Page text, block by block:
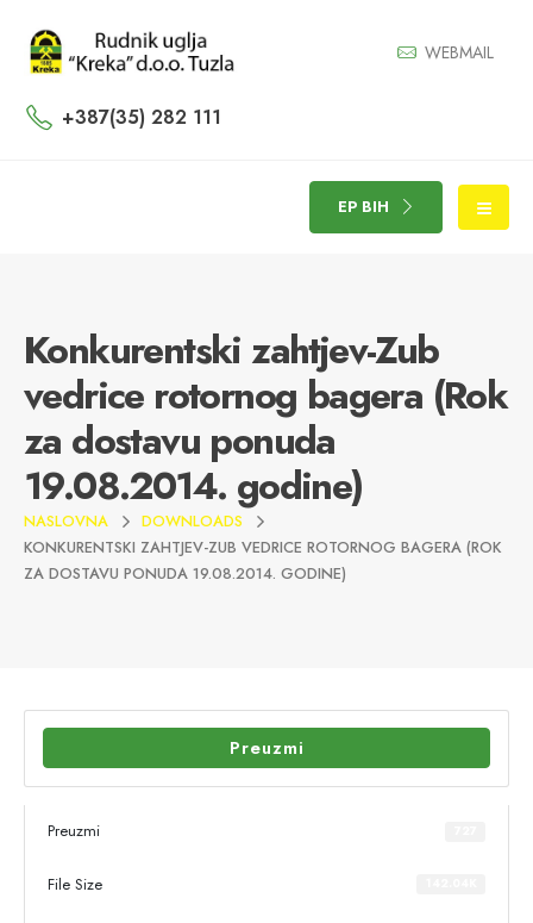
WEBMAIL
+387(35) 282 111
EP BIH
Konkurentski zahtjev-Zub
vedrice rotornog bagera (Rok
za dostavu ponuda
19.08.2014. godine)
NASLOVNA
DOWNLOADS
KONKURENTSKI ZAHTJEV-ZUB VEDRICE ROTORNOG BAGERA (ROK
ZA DOSTAVU PONUDA 19.08.2014. GODINE)
Preuzmi
Preuzmi
File Size